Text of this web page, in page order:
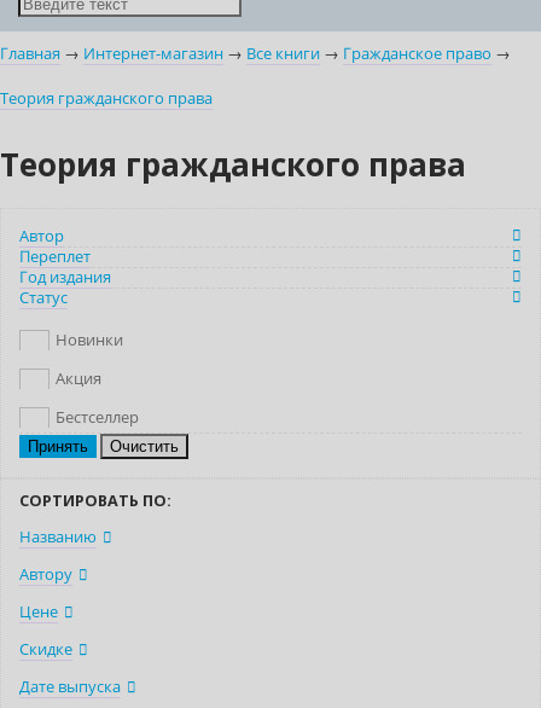
Главная → Интернет-магазин → Все книги → Гражданское право →
Теория гражданского права
Теория гражданского права
Автор
Переплет
Год издания
Статус
Новинки
Акция
Бестселлер
Очистить
СОРТИРОВАТЬ ПО:
Названию
Автору
Цене
Скидке
Дате выпуска